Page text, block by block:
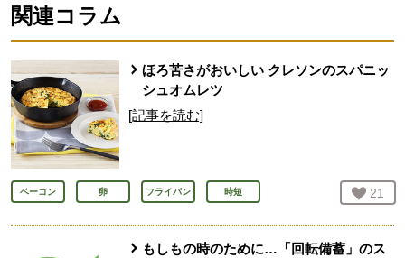
関連コラム
ほろ苦さがおいしい クレソンのスパニッ
シュオムレツ
[記事を読む]
ベーコン 卵 フライパン 時短 お気
21
もしもの時のために…「回転備蓄」のス